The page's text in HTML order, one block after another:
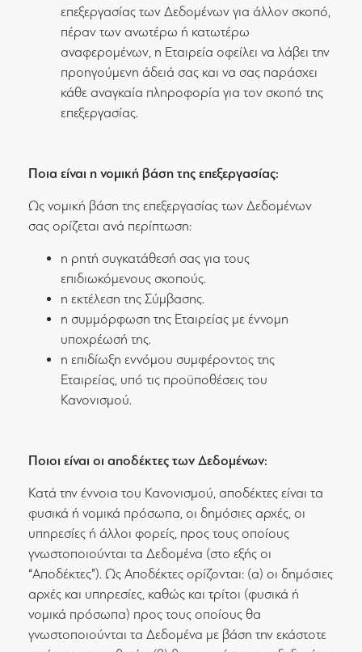
επεξεργασίας των Δεδομένων για άλλον σκοπό,
πέραν των ανωτέρω ή κατωτέρω
αναφερομένων, η Εταιρεία οφείλει να λάβει την
προηγούμενη άδειά σας και να σας παράσχει
κάθε αναγκαία πληροφορία για τον σκοπό της
επεξεργασίας.
Ποια είναι η νομική βάση της επεξεργασίας:
Ως νομική βάση της επεξεργασίας των Δεδομένων
σας ορίζεται ανά περίπτωση:
η ρητή συγκατάθεσή σας για τους
επιδιωκόμενους σκοπούς.
η εκτέλεση της Σύμβασης.
η συμμόρφωση της Εταιρείας με έννομη
υποχρέωσή της.
η επιδίωξη εννόμου συμφέροντος της
Εταιρείας, υπό τις προϋποθέσεις του
Κανονισμού.
Ποιοι είναι οι αποδέκτες των Δεδομένων:
Κατά την έννοια του Κανονισμού, αποδέκτες είναι τα
φυσικά ή νομικά πρόσωπα, οι δημόσιες αρχές, οι
υπηρεσίες ή άλλοι φορείς, προς τους οποίους
γνωστοποιούνται τα Δεδομένα (στο εξής οι
“Αποδέκτες”). Ως Αποδέκτες ορίζονται: (α) οι δημόσιες
αρχές και υπηρεσίες, καθώς και τρίτοι (φυσικά ή
νομικά πρόσωπα) προς τους οποίους θα
γνωστοποιούνται τα Δεδομένα με βάση την εκάστοτε